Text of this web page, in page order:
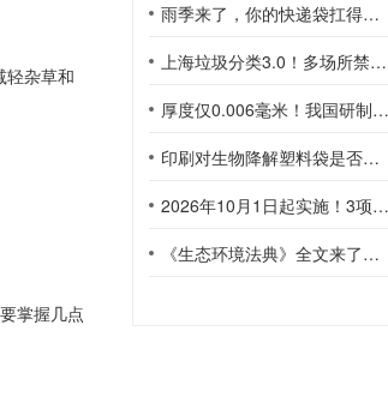
轻杂草和
掌握几点
雨季来了，你的快递袋扛得住吗？
上海垃圾分类3.0！多场所禁止使用一次性塑料袋；推动快递包装绿色转型
厚度仅0.006毫米！我国研制出超薄型全生物降解渗水地膜
印刷对生物降解塑料袋是否构成影响？
2026年10月1日起实施！3项生物降解能力检测新国标
《生态环境法典》全文来了！降解材料、生物基应用与包装环保规范